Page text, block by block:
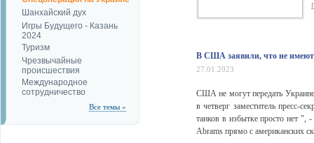
Шанхайский дух
Игры Будущего - Казань
2024
Туризм
Чрезвычайные
происшествия
Международное
сотрудничество
Все темы »
В США заявили, что не имеют
27.01.2023
США не могут передать Украине
в четверг заместитель пресс-
танков в избытке просто нет ",
Abrams прямо с американских